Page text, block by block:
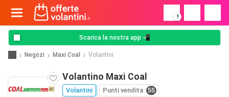
!
Scarica la nostra app 📲
Negozi Maxi Coal Volantini
Volantino Maxi Coal
Volantini Punti vendita 55